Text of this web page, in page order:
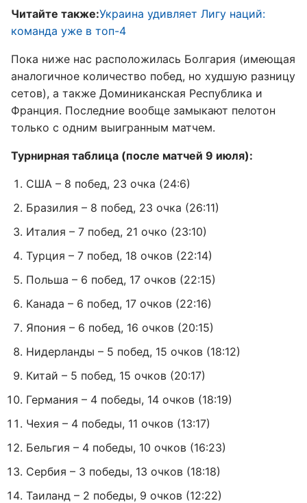
Читайте также:Украина удивляет Лигу наций:
команда уже в топ-4
Пока ниже нас расположилась Болгария (имеющая
аналогичное количество побед, но худшую разницу
сетов), а также Доминиканская Республика и
Франция. Последние вообще замыкают пелотон
только с одним выигранным матчем.
Турнирная таблица (после матчей 9 июля):
США – 8 побед, 23 очка (24:6)
Бразилия – 8 побед, 23 очка (26:11)
Италия – 7 побед, 21 очко (23:10)
Турция – 7 побед, 18 очков (22:14)
Польша – 6 побед, 17 очков (22:15)
Канада – 6 побед, 17 очков (22:16)
Япония – 6 побед, 16 очков (20:15)
Нидерланды – 5 побед, 15 очков (18:12)
Китай – 5 побед, 15 очков (20:17)
Германия – 4 победы, 14 очков (18:19)
Чехия – 4 победы, 11 очков (13:17)
Бельгия – 4 победы, 10 очков (16:23)
Сербия – 3 победы, 13 очков (18:18)
Таиланд – 2 победы, 9 очков (12:22)